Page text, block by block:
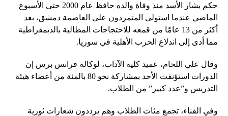
حكم بشار الأسد منذ وفاة والده حافظ عام 2000 حتى الأسبوع
الماضي عندما استولى المتمردون على العاصمة دمشق، بعد
أكثر من 13 عامًا من قمعه للاحتجاجات المطالبة بالديمقراطية
مما أدى إلى اندلاع الحرب الأهلية في سوريا.
وقال علي اللحام، عميد كلية الآداب، لوكالة فرانس برس إن
الدورات استؤنفت الأحد بمشاركة نحو 80 بالمئة من أعضاء هيئة
التدريس و”عدد كبير” من الطلاب.
وفي الفناء، تجمع مئات الطلاب وهم يرددون شعارات ثورية